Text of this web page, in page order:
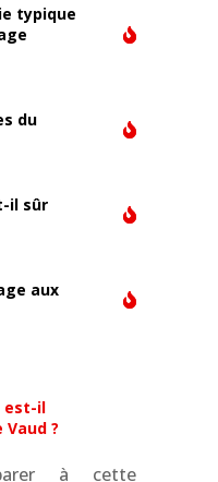
typique
du
il sûr
aux
est-il
?
à cette